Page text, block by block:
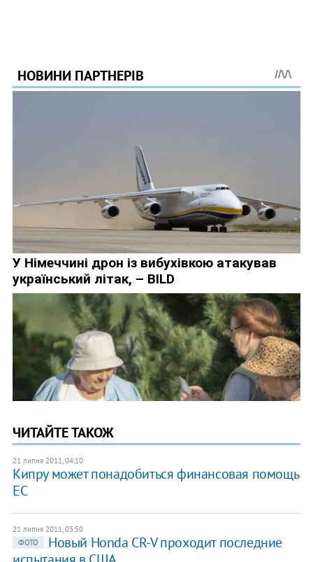
ЧИТАЙТЕ ТАКОЖ
21 липня 2011, 04:10
Кипру может понадобиться финансовая помощь
ЕС
21 липня 2011, 03:50
ФОТО
Новый Honda CR-V проходит последние